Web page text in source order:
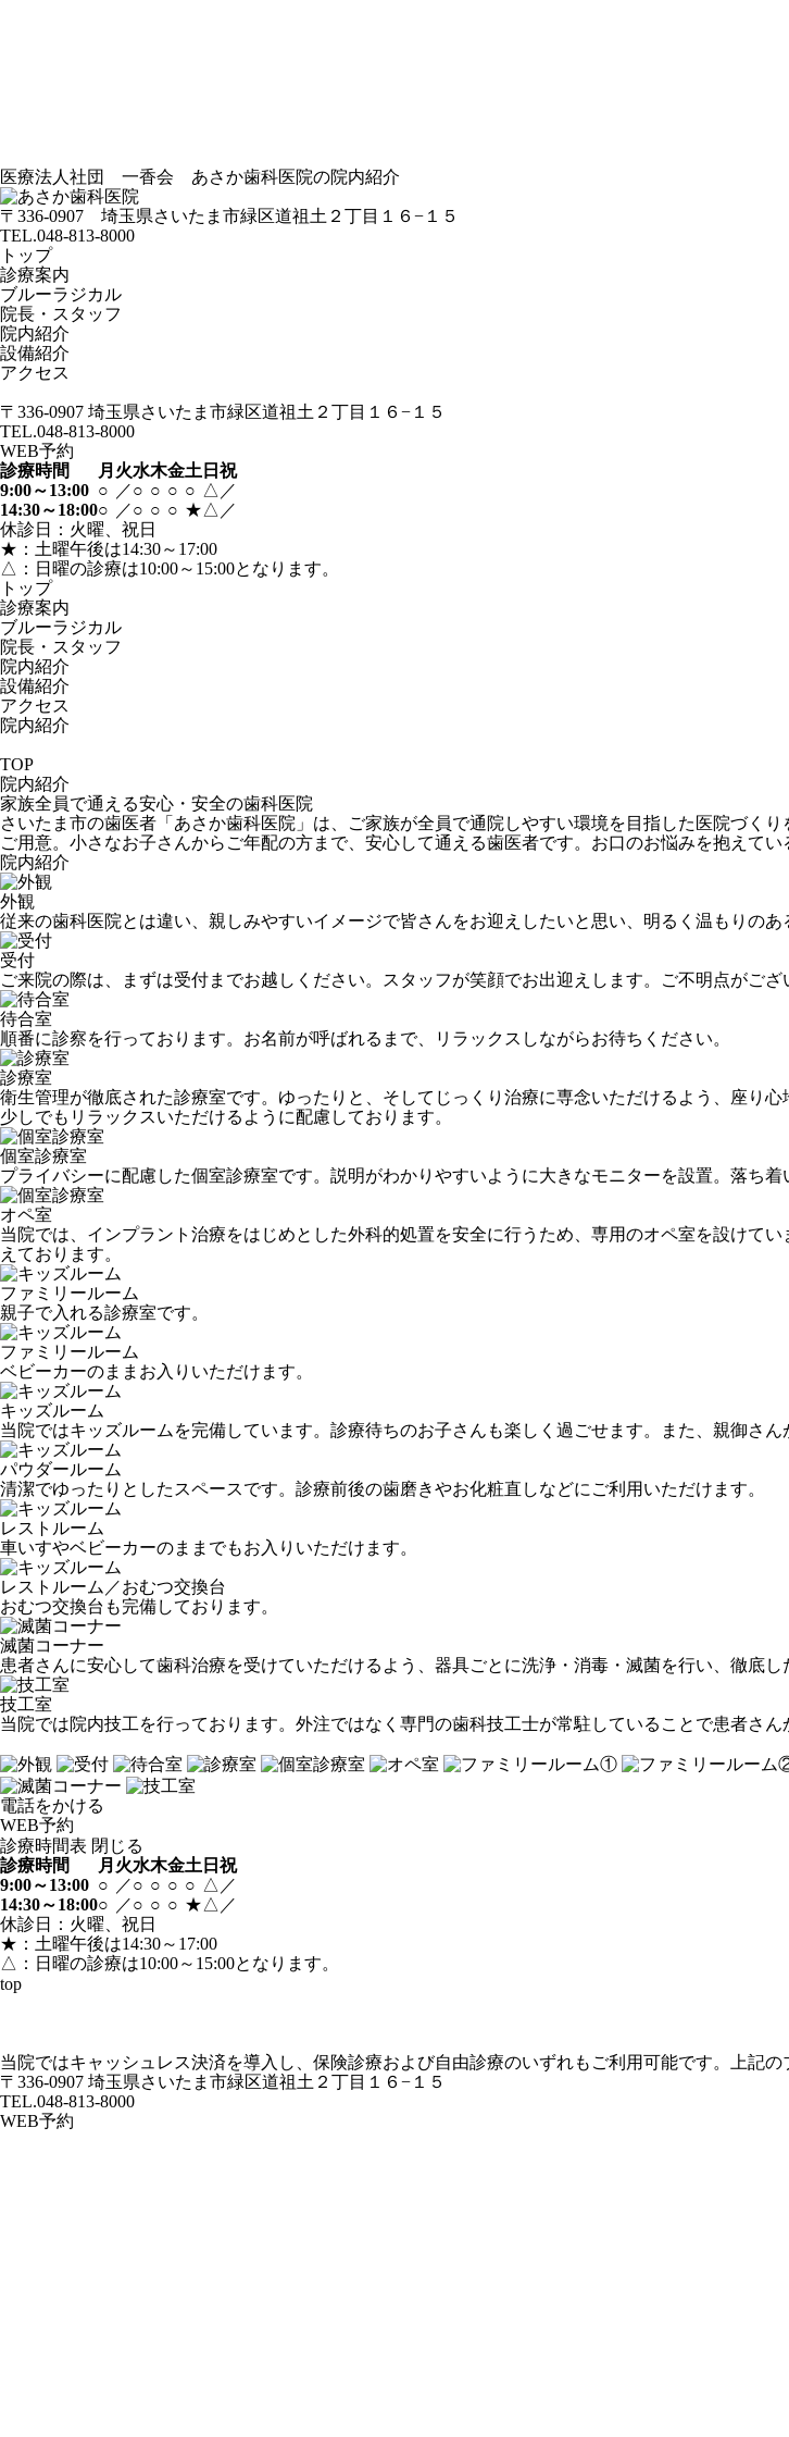
医療法人社団 一香会 あさか歯科医院の院内紹介
〒336-0907 埼玉県さいたま市緑区道祖土２丁目１６−１５
TEL.048-813-8000
トップ
診療案内
ブルーラジカル
院長・スタッフ
院内紹介
設備紹介
アクセス
〒336-0907 埼玉県さいたま市緑区道祖土２丁目１６−１５
TEL.048-813-8000
WEB予約
診療時間
月 火水木金土 日祝
9:00～13:00 ○ ／○ ○ ○ ○ △ ／
14:30～18:00○ ／○ ○ ○ ★△ ／
休診日：火曜、祝日
★：土曜午後は14:30～17:00
△：日曜の診療は10:00～15:00となります。
トップ
診療案内
ブルーラジカル
院長・スタッフ
院内紹介
設備紹介
アクセス
院内紹介
TOP
院内紹介
家族全員で通える安心・安全の歯科医院
さいたま市の歯医者「あさか歯科医院」は、ご家族が全員で通院しやすい環境を目指した医院づく
ご用意。小さなお子さんからご年配の方まで、安心して通える歯医者です。お口のお悩みを抱えてい
院内紹介
外観
従来の歯科医院とは違い、親しみやすいイメージで皆さんをお迎えしたいと思い、明るく温もりの
受付
ご来院の際は、まずは受付までお越しください。スタッフが笑顔でお出迎えします。ご不明点がござ
待合室
順番に診察を行っております。お名前が呼ばれるまで、リラックスしながらお待ちください。
診療室
衛生管理が徹底された診療室です。ゆったりと、そしてじっくり治療に専念いただけるよう、座り
少しでもリラックスいただけるように配慮しております。
個室診療室
プライバシーに配慮した個室診療室です。説明がわかりやすいように大きなモニターを設置。落ち着
オペ室
当院では、インプラント治療をはじめとした外科的処置を安全に行うため、専用のオペ室を設けて
えております。
ファミリールーム
親子で入れる診療室です。
ファミリールーム
ベビーカーのままお入りいただけます。
キッズルーム
当院ではキッズルームを完備しています。診療待ちのお子さんも楽しく過ごせます。また、親御さん
パウダールーム
清潔でゆったりとしたスペースです。診療前後の歯磨きやお化粧直しなどにご利用いただけます。
レストルーム
車いすやベビーカーのままでもお入りいただけます。
レストルーム／おむつ交換台
おむつ交換台も完備しております。
滅菌コーナー
患者さんに安心して歯科治療を受けていただけるよう、器具ごとに洗浄・消毒・滅菌を行い、徹底し
技工室
当院では院内技工を行っております。外注ではなく専門の歯科技工士が常駐していることで患者さ
電話をかける
WEB予約
診療時間表 閉じる
診療時間
月 火水木金土 日祝
9:00～13:00 ○ ／○ ○ ○ ○ △ ／
14:30～18:00○ ／○ ○ ○ ★△ ／
休診日：火曜、祝日
★：土曜午後は14:30～17:00
△：日曜の診療は10:00～15:00となります。
top
当院ではキャッシュレス決済を導入し、保険診療および自由診療のいずれもご利用可能です。上記
〒336-0907 埼玉県さいたま市緑区道祖土２丁目１６−１５
TEL.048-813-8000
WEB予約